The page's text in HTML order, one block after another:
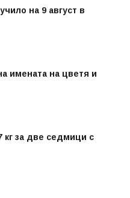
на 9 август в
имената на цветя и
кг за две седмици с